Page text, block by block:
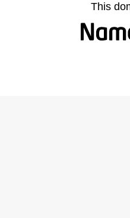
This